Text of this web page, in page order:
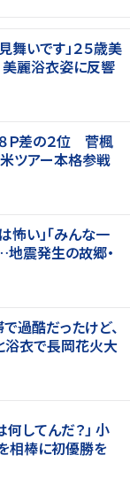
舞いです」２５歳美
麗浴衣姿に反響
８Ｐ差の２位 菅楓
ツアー本格参戦
怖い」「みんな一
震発生の故郷・
で過酷だったけど、
浴衣で長岡花火大
してんだ？」 小
相棒に初優勝を